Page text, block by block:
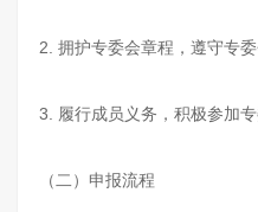
2. 拥护专委会章程，遵守专
3. 履行成员义务，积极参加专
（二）申报流程